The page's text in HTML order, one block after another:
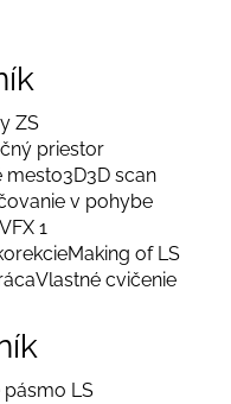
ZS
priestor
mesto3D3D scan
v pohybe
1
Making of LS
Vlastné cvičenie
pásmo LS